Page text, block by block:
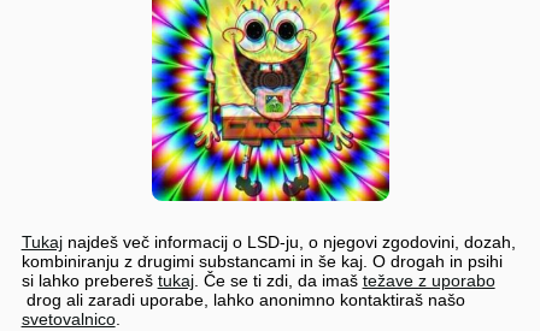
Tukajnajdeš več informacij o LSD-ju, o njegovi zgodovini, dozah,
kombiniranju z drugimi substancami in še kaj. O drogah in psihi
si lahko prebereš tukaj. Če se ti zdi, da imaš težave z uporabo
drog ali zaradi uporabe, lahko anonimno kontaktiraš našo
svetovalnico.